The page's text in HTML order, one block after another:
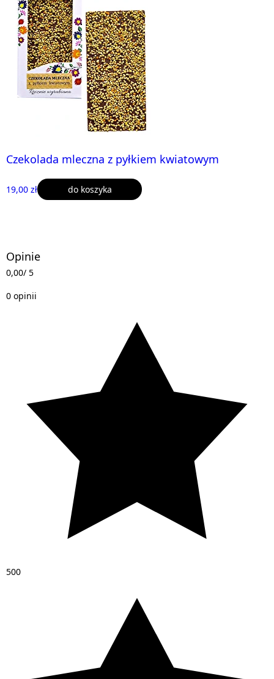
Czekolada mleczna z pyłkiem kwiatowym
19,00 zł do koszyka
Opinie
0,00/ 5
0 opinii
500